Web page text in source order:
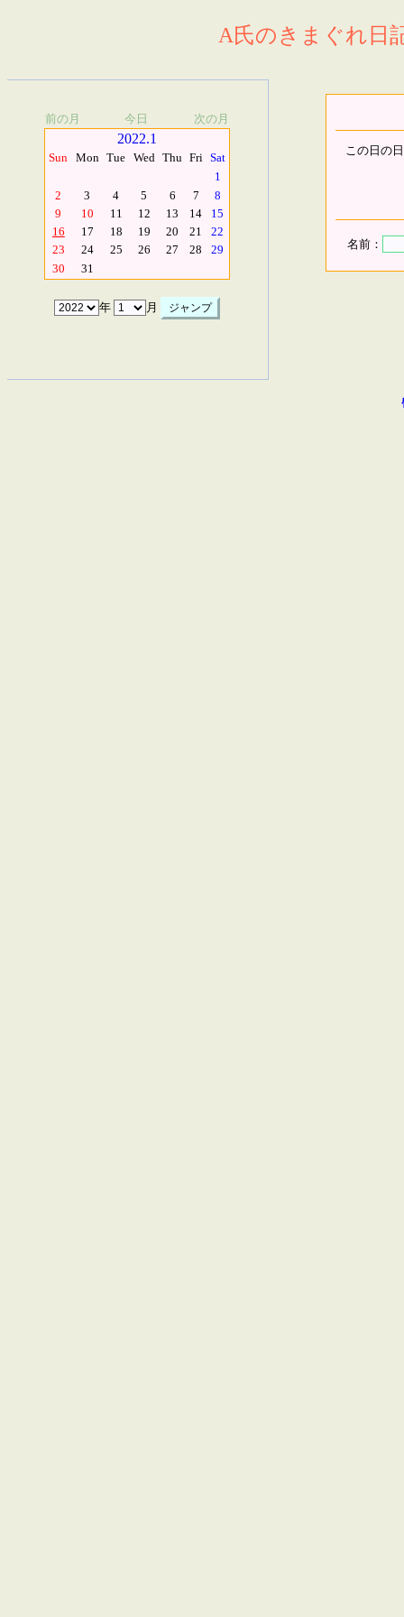
A氏のきまぐれ日
前の月 今日 次の月
2022.1
Sun Mon Tue Wed Thu Fri Sat
1
2
3 4 5 6 7
8
9
10 11 12 13 14
15
16
17 18 19 20 21
22
23
24 25 26 27 28
29
30
31
年 月
この日の
名前：